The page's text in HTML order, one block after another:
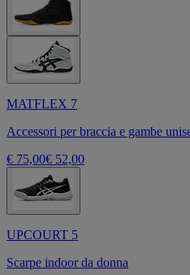
MATFLEX 7
Accessori per braccia e gambe
€ 75,00€ 52,00
UPCOURT 5
Scarpe indoor da donna